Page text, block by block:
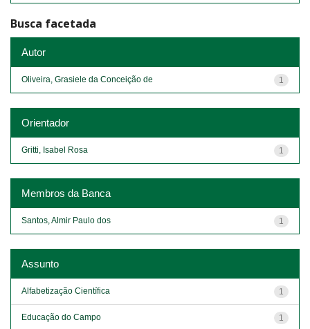
Busca facetada
Autor
1
Oliveira, Grasiele da Conceição de
Orientador
1
Gritti, Isabel Rosa
Membros da Banca
1
Santos, Almir Paulo dos
Assunto
1
Alfabetização Científica
1
Educação do Campo